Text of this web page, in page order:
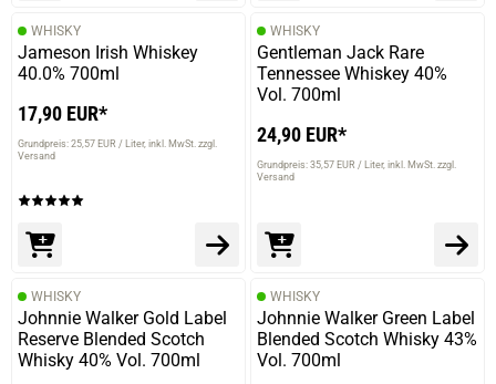
WHISKY
Jameson Irish Whiskey
40.0% 700ml
17,90 EUR*
Grundpreis: 25,57 EUR / Liter inkl. MwSt. zzgl.
Versand
WHISKY
Gentleman Jack Rare
Tennessee Whiskey 40%
Vol. 700ml
24,90 EUR*
Grundpreis: 35,57 EUR / Liter inkl. MwSt. zzgl.
Versand
WHISKY
Johnnie Walker Gold Label
Reserve Blended Scotch
Whisky 40% Vol. 700ml
WHISKY
Johnnie Walker Green Label
Blended Scotch Whisky 43%
Vol. 700ml